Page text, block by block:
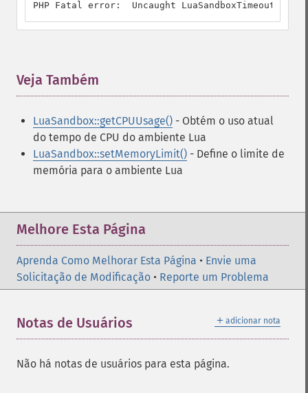
PHP Fatal error:  Uncaught
Veja Também
LuaSandbox::getCPUUsage() - Obtém o uso atual
do tempo de CPU do ambiente Lua
LuaSandbox::setMemoryLimit() - Define o limite de
memória para o ambiente Lua
Melhore Esta Página
Aprenda Como Melhorar Esta Página • Envie uma
Solicitação de Modificação • Reporte um Problema
＋ adicionar nota
Notas de Usuários
Não há notas de usuários para esta página.